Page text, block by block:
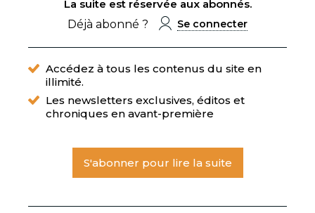
La suite est réservée aux abonnés.
Déjà abonné ?
Se connecter
Accédez à tous les contenus du site en
illimité.
Les newsletters exclusives, éditos et
chroniques en avant-première
S'abonner pour lire la suite